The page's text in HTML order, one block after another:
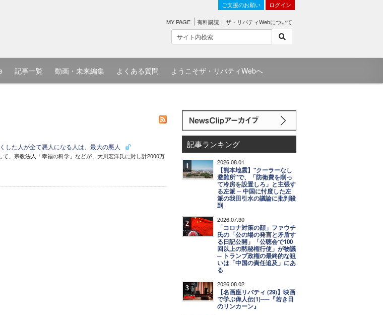
ご支援のお願い ログイン
MY PAGE 有料購読 ザ・リバティWebについて
記事一覧 動画・未来編集 よくある質問 ようこそザ・リバティWebへ
した人が全て悪人になる人は、最大の悪人
、宗教法人「幸福の科学」などが、大川宏洋氏に対し計2000万
記事ランキング
1 2026.08.01
【熊本地震】"クーラーなし
避難所"で、「防衛費を削っ
て冷房を設置しろ」と主張す
る左派 ─ 中国に忖度した左
派の我田引水の議論に批判殺
到
2 2026.07.30
「コロナ対策の顔」ファウチ
氏の「公の場の発言と矛盾す
る日記公開」「公聴会で100
回以上の黙秘権行使」が物議
─ トランプ政権の最終的な狙
いは「中国の責任追及」にあ
る
3 2026.08.02
【名画座リバティ (29)】映画
で学ぶ偉人伝(1)──『若き日
のリンカーン』